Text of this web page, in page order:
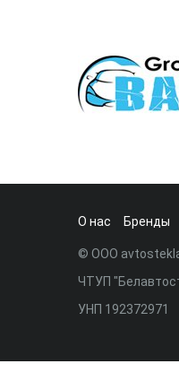
О нас Бренды
© ООО
ЧТУП
УНП 192372971